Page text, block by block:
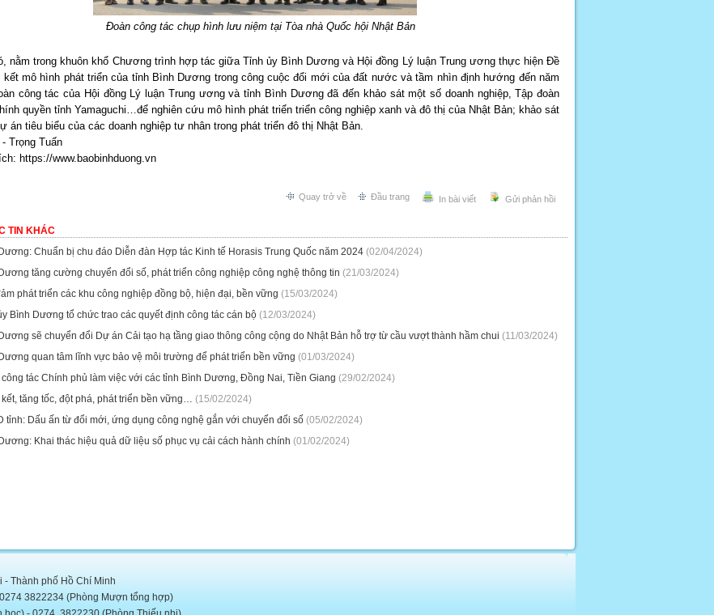
Đoàn công tác chụp hình lưu niệm tại Tòa nhà Quốc hội Nhật Bản
nằm trong khuôn khổ Chương trình hợp tác giữa Tỉnh ủy Bình Dương và Hội đồng Lý luận Trung ương thực hiện Đề
kết mô hình phát triển của tỉnh Bình Dương trong công cuộc đổi mới của đất nước và tầm nhìn định hướng đến năm
công tác của Hội đồng Lý luận Trung ương và tỉnh Bình Dương đã đến khảo sát một số doanh nghiệp, Tập đoàn
quyền tỉnh Yamaguchi…để nghiên cứu mô hình phát triển triển công nghiệp xanh và đô thị của Nhật Bản; khảo sát
án tiêu biểu của các doanh nghiệp tư nhân trong phát triển đô thị Nhật Bản.
Trọng Tuấn
https://www.baobinhduong.vn
Gửi phản hồi
In bài viết
Đầu trang
Quay trở về
TIN KHÁC
Chuẩn bị chu đáo Diễn đàn Hợp tác Kinh tế Horasis Trung Quốc năm 2024 (02/04/2024)
tăng cường chuyển đổi số, phát triển công nghiệp công nghệ thông tin (21/03/2024)
phát triển các khu công nghiệp đồng bộ, hiện đại, bền vững (15/03/2024)
Bình Dương tổ chức trao các quyết định công tác cán bộ (12/03/2024)
sẽ chuyển đổi Dự án Cải tạo hạ tầng giao thông công cộng do Nhật Bản hỗ trợ từ cầu vượt thành hầm chui (11/03/2024)
quan tâm lĩnh vực bảo vệ môi trường để phát triển bền vững (01/03/2024)
tác Chính phủ làm việc với các tỉnh Bình Dương, Đồng Nai, Tiền Giang (29/02/2024)
tăng tốc, đột phá, phát triển bền vững… (15/02/2024)
tỉnh: Dấu ấn từ đổi mới, ứng dụng công nghệ gắn với chuyển đổi số (05/02/2024)
Khai thác hiệu quả dữ liệu số phục vụ cải cách hành chính (01/02/2024)
Thành phố Hồ Chí Minh
3822234 (Phòng Mượn tổng hợp)